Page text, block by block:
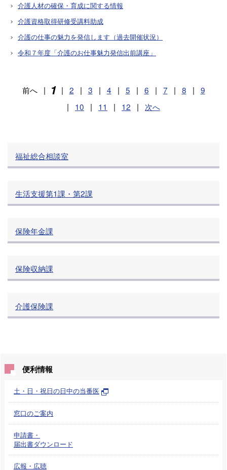
介護人材の確保・育成に関する情報
介護資格取得研修受講料助成
介護の仕事の魅力を発信します（過去開催状況）
令和７年度「介護のお仕事魅力発信出前講座」
前へ | 1 | 2 | 3 | 4 | 5 | 6 | 7 | 8 | 9
|
10 | 11 | 12 | 次へ
福祉総合相談室
生活支援第1課・第2課
保険年金課
保険収納課
介護保険課
便利情報
土・日・祝日の日中の当番医
窓口のご案内
申請書・
届出書ダウンロード
広報・広聴